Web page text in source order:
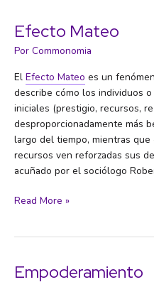
Efecto Mateo
Por Commonomia
El Efecto Mateo es un
describe cómo los individuos
iniciales (prestigio, recursos,
desproporcionadamente más
largo del tiempo, mientras
recursos ven reforzadas sus
acuñado por el sociólogo
Efecto
Read More »
Empoderamiento